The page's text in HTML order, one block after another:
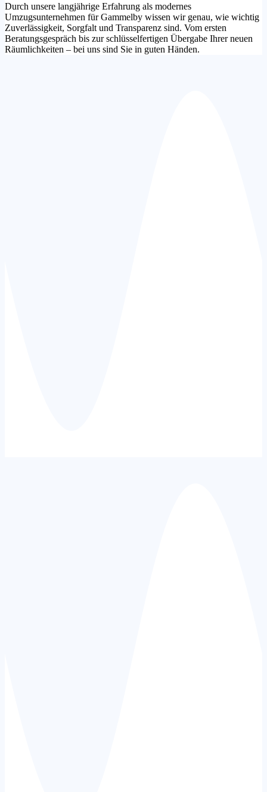
Durch unsere langjährige Erfahrung als modernes
Umzugsunternehmen für Gammelby wissen wir genau, wie wichtig
Zuverlässigkeit, Sorgfalt und Transparenz sind. Vom ersten
Beratungsgespräch bis zur schlüsselfertigen Übergabe Ihrer neuen
Räumlichkeiten – bei uns sind Sie in guten Händen.